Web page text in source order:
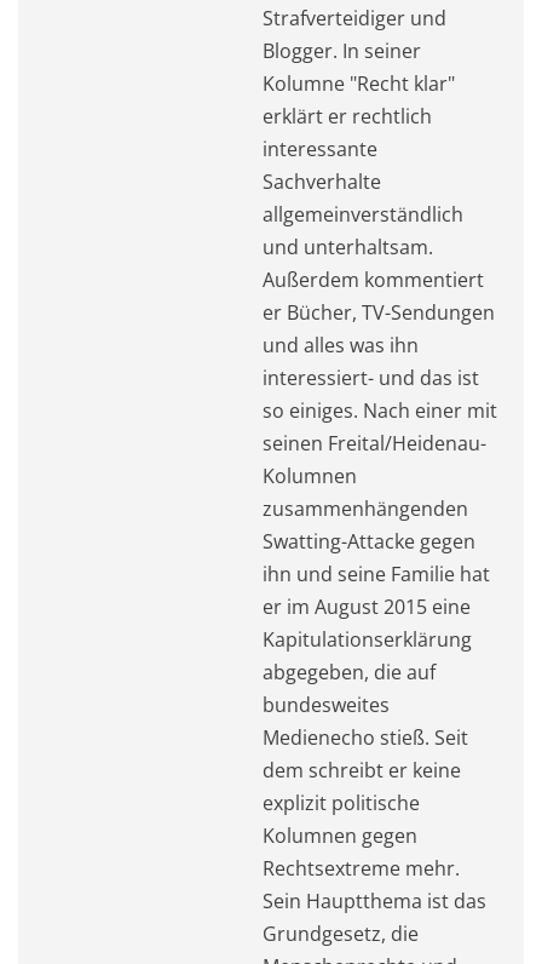
Strafverteidiger und
Blogger. In seiner
Kolumne "Recht klar"
erklärt er rechtlich
interessante
Sachverhalte
allgemeinverständlich
und unterhaltsam.
Außerdem kommentiert
er Bücher, TV-Sendungen
und alles was ihn
interessiert- und das ist
so einiges. Nach einer mit
seinen Freital/Heidenau-
Kolumnen
zusammenhängenden
Swatting-Attacke gegen
ihn und seine Familie hat
er im August 2015 eine
Kapitulationserklärung
abgegeben, die auf
bundesweites
Medienecho stieß. Seit
dem schreibt er keine
explizit politische
Kolumnen gegen
Rechtsextreme mehr.
Sein Hauptthema ist das
Grundgesetz, die